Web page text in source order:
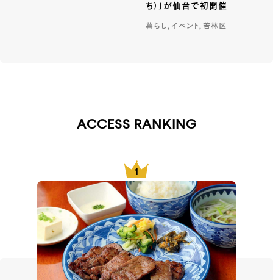
ち）」が仙台で初開催
暮らし, イベント, 若林区
ACCESS RANKING